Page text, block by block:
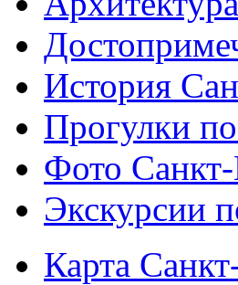
История
Прогулки
Фото
Экскурсии
Карта